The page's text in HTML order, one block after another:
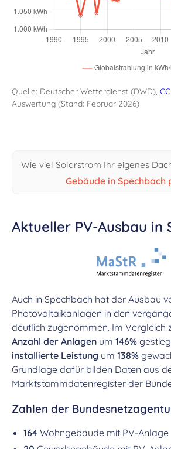
Quelle: Deutscher Wetterdienst (DWD),
Auswertung (Stand: Februar 2026)
Wie viel Solarstrom Ihr eigenes
Gebäude in Spechbach
Aktueller PV-Ausbau in
Auch in Spechbach hat der Ausbau
Photovoltaikanlagen in den
deutlich zugenommen. Im Vergleich
Anzahl der Anlagen um 146%
installierte Leistung um 138%
Grundlage dafür bilden Daten aus
Marktstammdatenregister der
Zahlen der
164 Wohngebäude mit PV-Anlage